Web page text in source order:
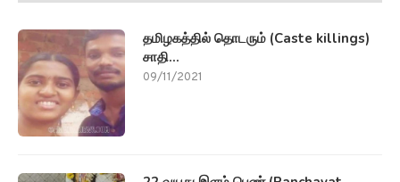
22 வயது இளம் பெண் (Panchayat...
20/10/2021
பரோட்டா மரணம் (Parotta Death) –...